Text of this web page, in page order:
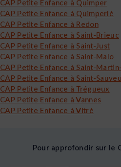
CAP Petite Enfance à Quimper
CAP Petite Enfance à Quimperlé
CAP Petite Enfance à Redon
CAP Petite Enfance à Saint-Brieuc
CAP Petite Enfance à Saint-Just
CAP Petite Enfance à Saint-Malo
CAP Petite Enfance à Saint-
CAP Petite Enfance à Saint-
CAP Petite Enfance à Trégueux
CAP Petite Enfance à Vannes
CAP Petite Enfance à Vitré
Pour approfondir sur le